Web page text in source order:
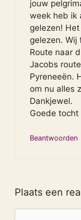
jouw
week heb ik
gelezen!
gelezen. Wij
Route naar
Jacobs
Pyreneeën.
om nu alles
Dankjewel.
Goede tocht
Beantwoorden
Plaats een